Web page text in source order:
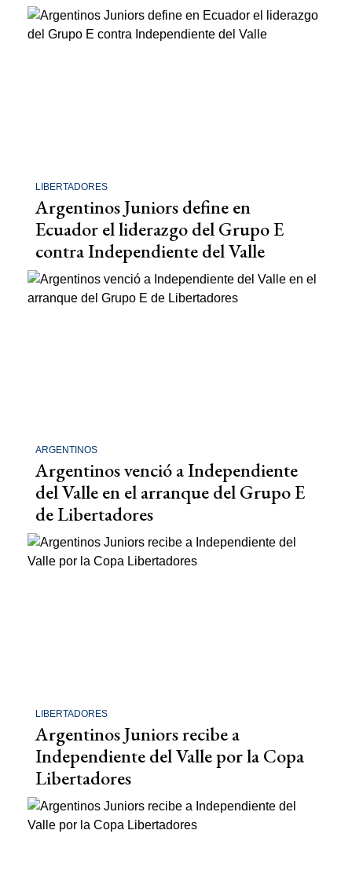
LIBERTADORES
Argentinos Juniors define en
Ecuador el liderazgo del Grupo E
contra Independiente del Valle
ARGENTINOS
Argentinos venció a Independiente
del Valle en el arranque del Grupo E
de Libertadores
LIBERTADORES
Argentinos Juniors recibe a
Independiente del Valle por la Copa
Libertadores